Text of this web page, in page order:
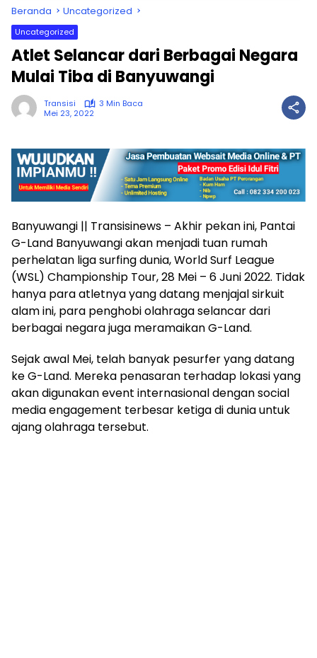
Beranda Uncategorized
Uncategorized
Atlet Selancar dari Berbagai Negara
Mulai Tiba di Banyuwangi
Transisi
3 Min Baca
Mei 23, 2022
Banyuwangi || Transisinews – Akhir pekan ini, Pantai
G-Land Banyuwangi akan menjadi tuan rumah
perhelatan liga surfing dunia, World Surf League
(WSL) Championship Tour, 28 Mei – 6 Juni 2022. Tidak
hanya para atletnya yang datang menjajal sirkuit
alam ini, para penghobi olahraga selancar dari
berbagai negara juga meramaikan G-Land.
Sejak awal Mei, telah banyak pesurfer yang datang
ke G-Land. Mereka penasaran terhadap lokasi yang
akan digunakan event internasional dengan social
media engagement terbesar ketiga di dunia untuk
ajang olahraga tersebut.